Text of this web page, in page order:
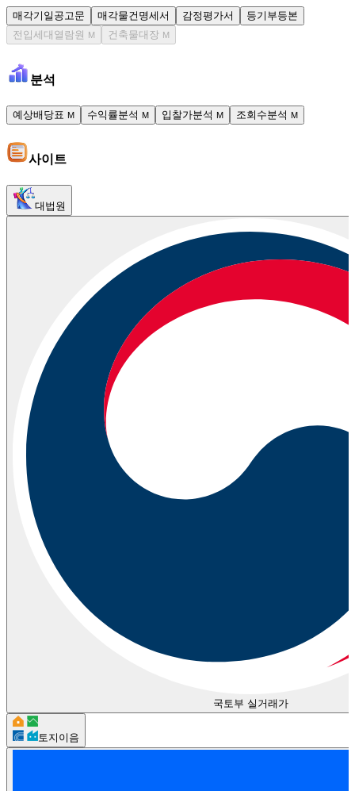
매각기일공고문 매각물건명세서 감정평가서
등기부등본
전입세대열람원
M 건축물대장 M
분석
예상배당표 M 수익률분석 M 입찰가분석 M 조회수분석 M
사이트
대법원
국토부 실거래가
토지이음